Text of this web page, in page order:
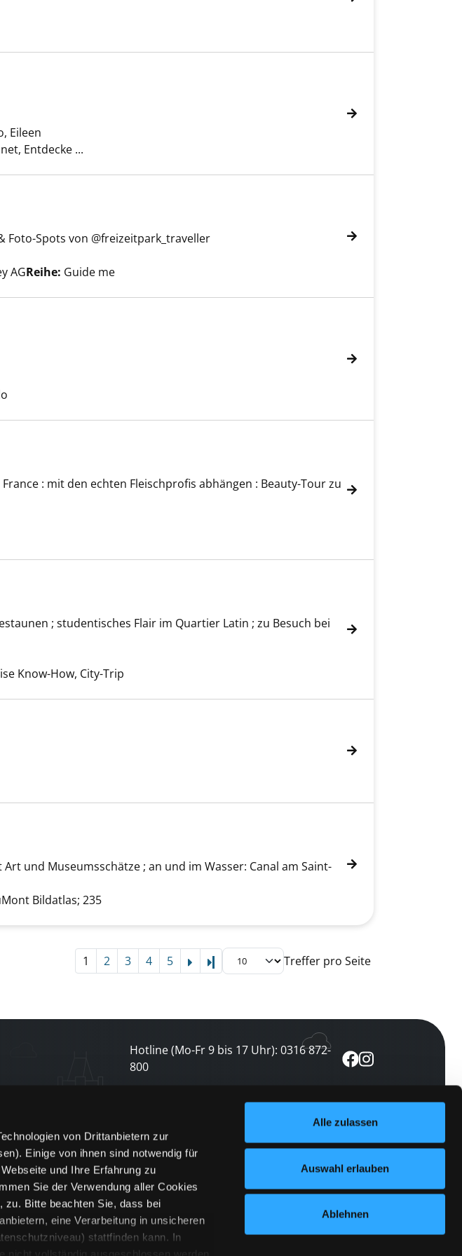
von Drittanbietern zur
Einige von ihnen sind notwendig für
und Ihre Erfahrung zu
Sie der Verwendung aller Cookies
zu. Bitte beachten Sie, dass bei
eine Verarbeitung in unsicheren
stattfinden kann. In
Alle zulassen
Auswahl erlauben
Ablehnen
Eileen
Entdecke ...
Foto-Spots von @freizeitpark_traveller
AGReihe: Guide me
: mit den echten Fleischprofis abhängen : Beauty-Tour zu
; studentisches Flair im Quartier Latin ; zu Besuch bei
Know-How, City-Trip
und Museumsschätze ; an und im Wasser: Canal am Saint-
Bildatlas; 235
1 2 3 4 5 Letzte Seite Treffer pro Seite
Hotline (Mo-Fr 9 bis 17 Uhr): 0316 872-
800
Newsletter abonnieren
und keine Veranstaltung verpassen
jetzt abonnieren